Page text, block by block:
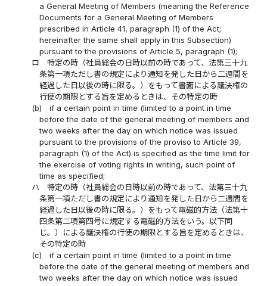
a General Meeting of Members (meaning the Reference
Documents for a General Meeting of Members
prescribed in Article 41, paragraph (1) of the Act;
hereinafter the same shall apply in this Subsection)
pursuant to the provisions of Article 5, paragraph (1);
ロ
特定の時（社員総会の日時以前の時であって、法第三十九
条第一項ただし書の規定により通知を発した日から二週間を
経過した日以後の時に限る。）をもって書面による議決権の
行使の期限とする旨を定めるときは、その特定の時
(b)
if a certain point in time (limited to a point in time
before the date of the general meeting of members and
two weeks after the day on which notice was issued
pursuant to the provisions of the proviso to Article 39,
paragraph (1) of the Act) is specified as the time limit for
the exercise of voting rights in writing, such point of
time as specified;
ハ
特定の時（社員総会の日時以前の時であって、法第三十九
条第一項ただし書の規定により通知を発した日から二週間を
経過した日以後の時に限る。）をもって電磁的方法（法第十
四条第二項第四号に規定する電磁的方法をいう。以下同
じ。）による議決権の行使の期限とする旨を定めるときは、
その特定の時
(c)
if a certain point in time (limited to a point in time
before the date of the general meeting of members and
two weeks after the day on which notice was issued